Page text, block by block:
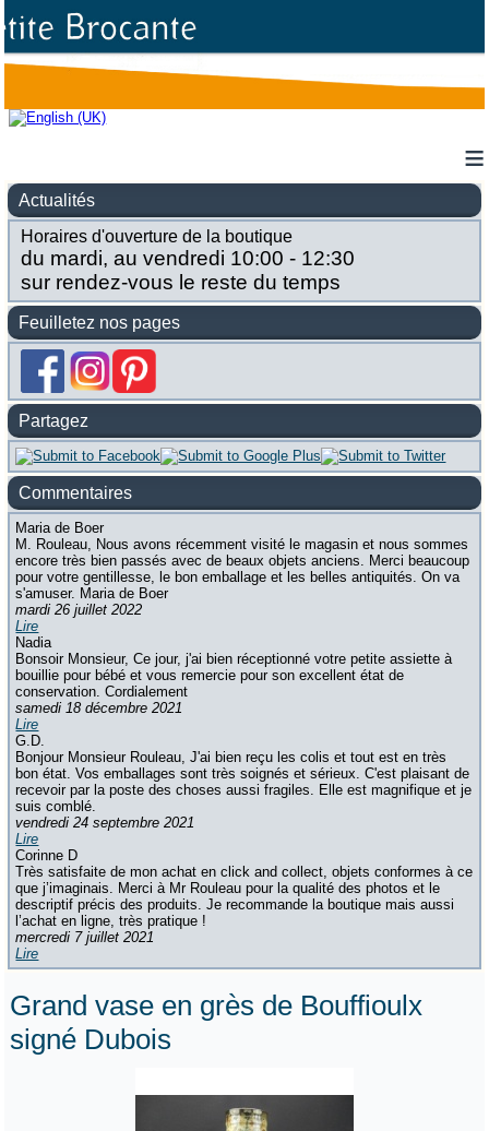
≡
Actualités
Horaires d'ouverture de la boutique
du mardi, au vendredi 10:00 - 12:30
sur rendez-vous le reste du temps
Feuilletez nos pages
Partagez
Commentaires
Maria de Boer
M. Rouleau, Nous avons récemment visité le magasin et nous sommes
encore très bien passés avec de beaux objets anciens. Merci beaucoup
pour votre gentillesse, le bon emballage et les belles antiquités. On va
s'amuser. Maria de Boer
mardi 26 juillet 2022
Lire
Nadia
Bonsoir Monsieur, Ce jour, j'ai bien réceptionné votre petite assiette à
bouillie pour bébé et vous remercie pour son excellent état de
conservation. Cordialement
samedi 18 décembre 2021
Lire
G.D.
Bonjour Monsieur Rouleau, J'ai bien reçu les colis et tout est en très
bon état. Vos emballages sont très soignés et sérieux. C'est plaisant de
recevoir par la poste des choses aussi fragiles. Elle est magnifique et je
suis comblé.
vendredi 24 septembre 2021
Lire
Corinne D
Très satisfaite de mon achat en click and collect, objets conformes à ce
que j’imaginais. Merci à Mr Rouleau pour la qualité des photos et le
descriptif précis des produits. Je recommande la boutique mais aussi
l’achat en ligne, très pratique !
mercredi 7 juillet 2021
Lire
Grand vase en grès de Bouffioulx
signé Dubois